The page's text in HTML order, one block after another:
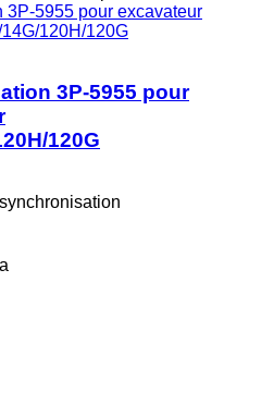
3P-5955 pour
120G